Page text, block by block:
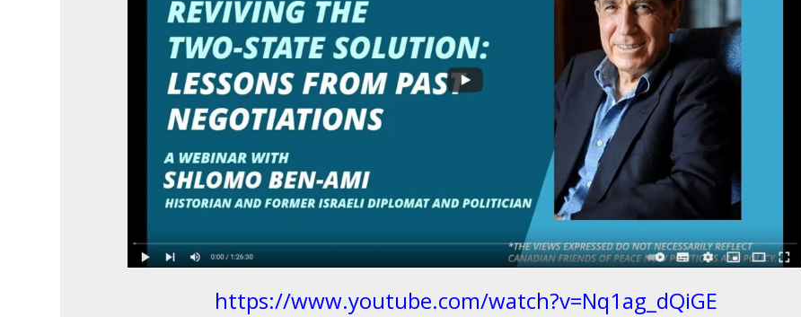
https://www.youtube.com/watch?v=Nq1ag_dQiGE